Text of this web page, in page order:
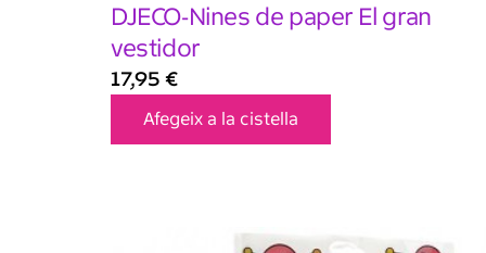
DJECO-Nines de paper El gran
vestidor
17,95 €
Afegeix a la cistella